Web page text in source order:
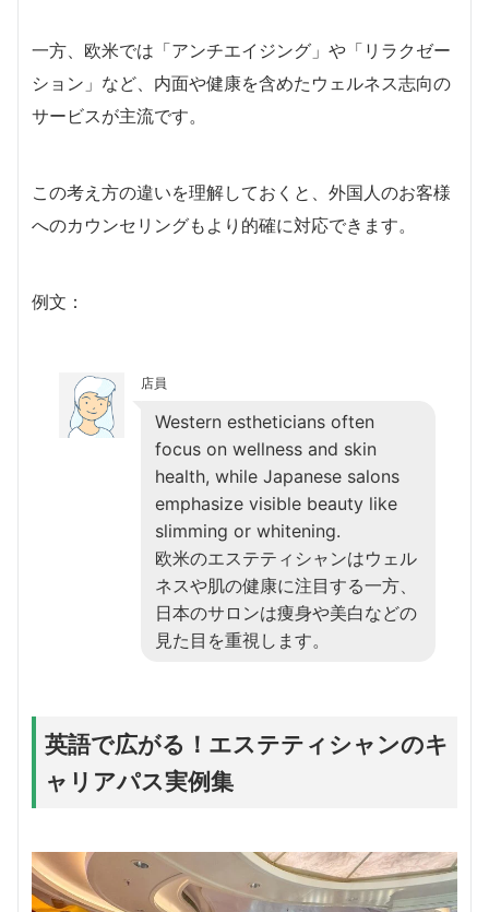
一方、欧米では「アンチエイジング」や「リラクゼー
ション」など、内面や健康を含めたウェルネス志向の
サービスが主流です。
この考え方の違いを理解しておくと、外国人のお客様
へのカウンセリングもより的確に対応できます。
例文：
店員
Western estheticians often
focus on wellness and skin
health, while Japanese salons
emphasize visible beauty like
slimming or whitening.
欧米のエステティシャンはウェル
ネスや肌の健康に注目する一方、
日本のサロンは痩身や美白などの
見た目を重視します。
英語で広がる！エステティシャンのキ
ャリアパス実例集